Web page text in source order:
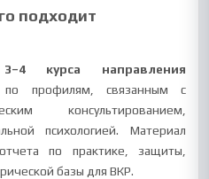
подходит
курса направления
по профилям, связанным с
консультированием,
психологией. Материал
по практике, защиты,
базы для ВКР.